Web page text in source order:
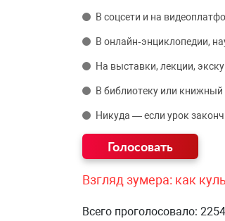
В соцсети и на
В онлайн‑энциклопедии,
На выставки, лекции,
В библиотеку или книжный
Никуда — если урок
Взгляд зумера: как
Всего проголосовало: 2254